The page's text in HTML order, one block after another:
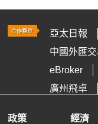
亞太日報
中國外匯
eBroker
廣州飛卓
政策 經濟